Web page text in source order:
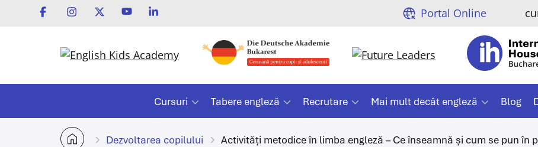
Portal Online
Cursuri Tabere engleză Recrutare Mai mult decât engleză Blog
Dezvoltarea copilului Activități metodice în limba engleză – Ce înseamnă și cum se pun în